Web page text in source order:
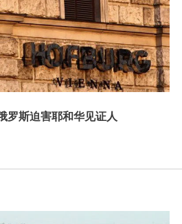
罗斯迫害耶和华见证人